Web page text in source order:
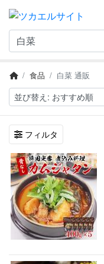
食品 白菜 通販
フィルタ